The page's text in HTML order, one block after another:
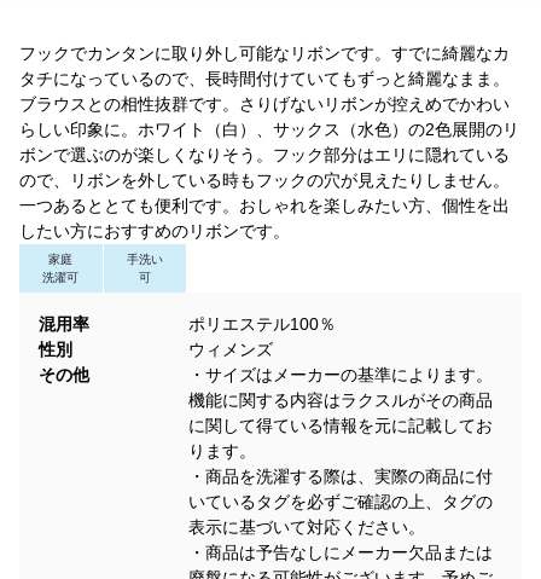
フックでカンタンに取り外し可能なリボンです。すでに綺麗なカ
タチになっているので、長時間付けていてもずっと綺麗なまま。
ブラウスとの相性抜群です。さりげないリボンが控えめでかわい
らしい印象に。ホワイト（白）、サックス（水色）の2色展開のリ
ボンで選ぶのが楽しくなりそう。フック部分はエリに隠れている
ので、リボンを外している時もフックの穴が見えたりしません。
一つあるととても便利です。おしゃれを楽しみたい方、個性を出
したい方におすすめのリボンです。
家庭
洗濯可
手洗い
可
混用率
ポリエステル100％
性別
ウィメンズ
その他
・サイズはメーカーの基準によります。
機能に関する内容はラクスルがその商品
に関して得ている情報を元に記載してお
ります。
・商品を洗濯する際は、実際の商品に付
いているタグを必ずご確認の上、タグの
表示に基づいて対応ください。
・商品は予告なしにメーカー欠品または